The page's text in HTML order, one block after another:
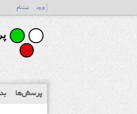
ورود ثبت‌نام
پرسش‌ها